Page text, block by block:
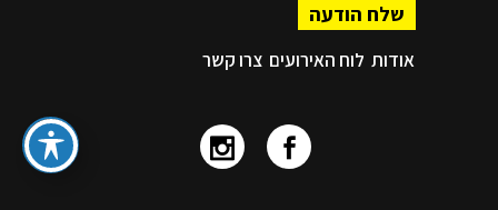
שלח הודעה
אודות לוח האירועים צרו קשר